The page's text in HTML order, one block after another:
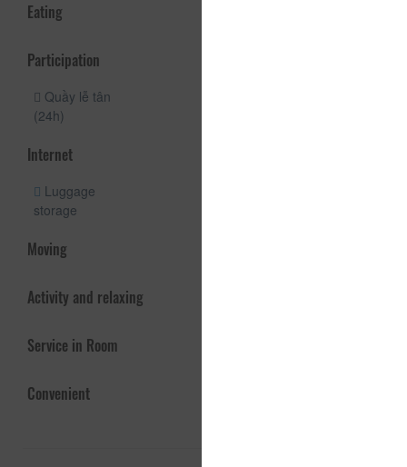
Eating
Participation
Quầy lễ tân
(24h)
Internet
Luggage
storage
Moving
Activity and relaxing
Service in Room
Convenient